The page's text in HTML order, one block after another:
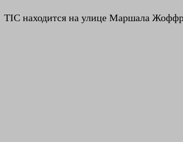
TIC находится на улице Маршала